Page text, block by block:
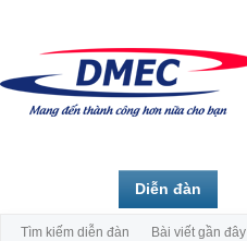
Diễn đàn
Tìm kiếm diễn đàn Bài viết gần đây